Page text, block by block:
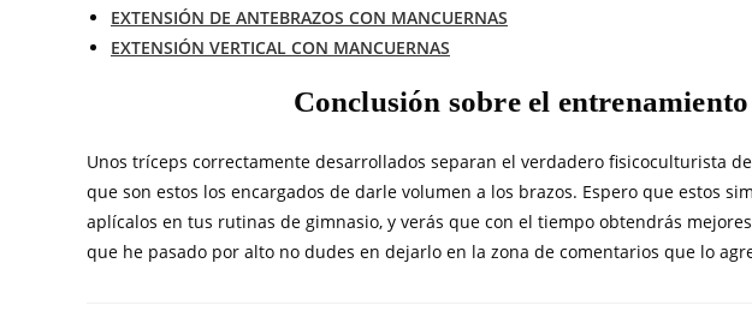
EXTENSIÓN DE ANTEBRAZOS CON MANCUERNAS
EXTENSIÓN VERTICAL CON MANCUERNAS
Conclusión sobre el
Unos tríceps correctamente desarrollados separan el verdadero fisicoculturista
que son estos los encargados de darle volumen a los brazos. Espero que estos
aplícalos en tus rutinas de gimnasio, y verás que con el tiempo obtendrás
que he pasado por alto no dudes en dejarlo en la zona de comentarios que lo